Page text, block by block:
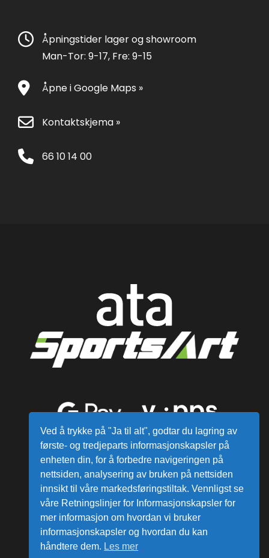
Åpningstider lager og showroom
Man-Tor: 9-17, Fre: 9-15
Åpne i Google Maps »
Kontaktskjema »
66 10 14 00
Alle varer sendes fra vårt lager i
Norge
Ved å trykke på "Ja til alt", godtar du lagring av
første- og tredjeparts informasjonskapsler på
enheten din, for å forbedre navigeringen på
nettsiden, analysering av bruken på nettsiden
innsikt til våre markedsføringstiltak. Vennligst se
våre Retningslinjer for Informasjonskapsler for
mer informasjon om hvordan vi bruker
informasjonskapsler og hvordan du kan
håndtere dem. Les mer